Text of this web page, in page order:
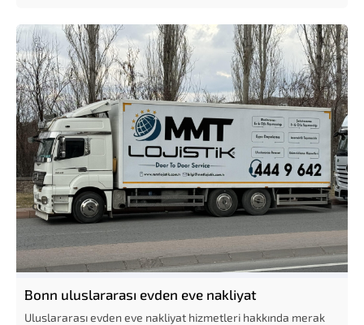
Bonn uluslararası evden eve nakliyat
Uluslararası evden eve nakliyat hizmetleri hakkında merak